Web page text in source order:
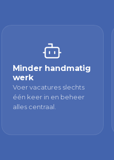
Minder handmatig
werk
Voer vacatures slechts
één keer in en beheer
alles centraal.